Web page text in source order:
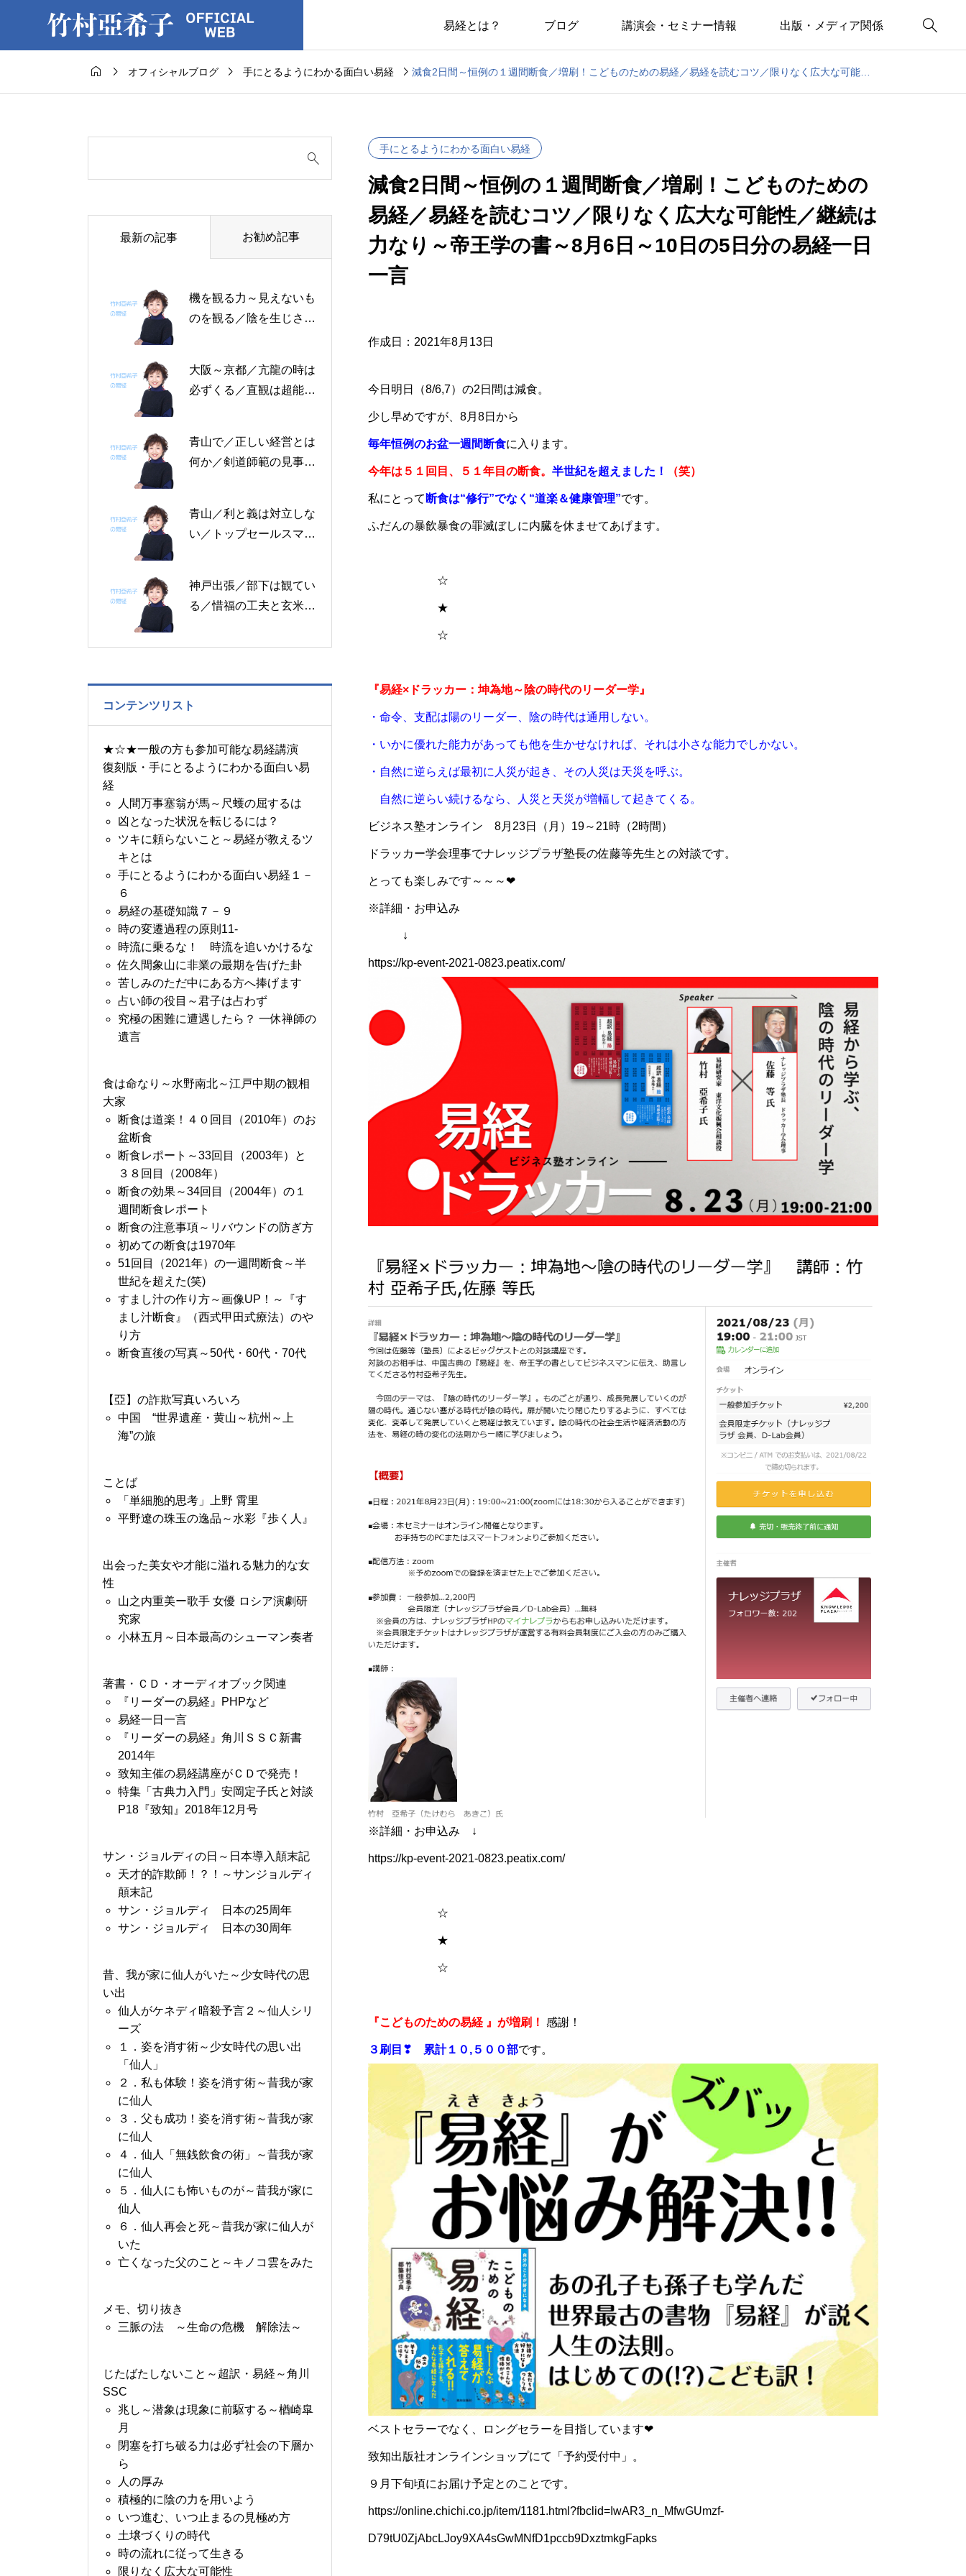
易経とは？ ブログ 講演会・セミナー情報 出版・メディア関係 
  オフィシャルブログ  手にとるようにわかる面白い易経  減食2日間～恒例の１週間断食／増刷！こどものための易経／易経を読むコツ／限りなく広大な可能性／継続は力なり～帝王学の書～8月6日～10日の5日分の易経一日一言
手にとるようにわかる面白い易経
減食2日間～恒例の１週間断食／増刷！こどものための
易経／易経を読むコツ／限りなく広大な可能性／継続は
力なり～帝王学の書～8月6日～10日の5日分の易経一日
一言
作成日：2021年8月13日
​​今日明日（8/6,7）の2日間は減食。
少し早めですが、8月8日から
毎年恒例のお盆一週間断食に入ります。
今年は５１回目、５１年目の断食。 半世紀を超えました！ ​（笑）​
私にとって 断食は“修行”でなく“道楽＆健康管理”です。
ふだんの暴飲暴食の罪滅ぼしに内臓を休ませてあげます。
☆
★
☆
『易経×ドラッカー：坤為地～陰の時代のリーダー学』
・命令、支配は陽のリーダー、陰の時代は通用しない。
・いかに優れた能力があっても他を生かせなければ、それは小さな能力でしかない。​
・自然に逆らえば最初に人災が起き、その人災は天災を呼ぶ。
自然に逆らい続けるなら、人災と天災が増幅して起きてくる。
ビジネス塾オンライン 8月23日（月）19～21時（2時間）
ドラッカー学会理事でナレッジプラザ塾長の佐藤等先生との対談です。
とっても楽しみです～～～❤
※詳細・お申込み
↓
https://kp-event-2021-0823.peatix.com/
※詳細・お申込み ↓
https://kp-event-2021-0823.peatix.com/
☆
★
☆
『こどものための易経 』が増刷！ 感謝！
３刷目❣ 累計１０,５００部です。
ベストセラーでなく、ロングセラーを目指しています❤
致知出版社オンラインショップにて「予約受付中」。
９月下旬頃にお届け予定とのことです。
https://online.chichi.co.jp/item/1181.html?fbclid=IwAR3_n_MfwGUmzf-
D79tU0ZjAbcLJoy9XA4sGwMNfD1pccb9DxztmkgFapks
最新の記事 お勧め記事
機を観る力～見えないも
のを観る／陰を生じさせ
月4日～2月8日の5日分
の易経一日一言
大阪～京都／亢龍の時は
必ずくる／直観は超能力
月3日の5日分の易経一日
一言
青山で／正しい経営とは
何か／剣道師範の見事な
日の5日分の易経一日一
言
青山／利と義は対立しな
い／トップセールスマン
の書～1月19日～24日の
6日分の易経一日一言
神戸出張／部下は観てい
る／惜福の工夫と玄米食
の書～1月14日～18日の
コンテンツリスト
★☆★一般の方も参加可能な易経講演
復刻版・手にとるようにわかる面白い易
経
人間万事塞翁が馬～尺蠖の屈するは
凶となった状況を転じるには？
ツキに頼らないこと～易経が教えるツ
キとは
手にとるようにわかる面白い易経１－
６
易経の基礎知識７－９
時の変遷過程の原則11-
時流に乗るな！ 時流を追いかけるな
佐久間象山に非業の最期を告げた卦
苦しみのただ中にある方へ捧げます
占い師の役目～君子は占わず
究極の困難に遭遇したら？ 一休禅師の
遺言
食は命なり～水野南北～江戸中期の観相
大家
断食は道楽！４０回目（2010年）のお
盆断食
断食レポート～33回目（2003年）と
３８回目（2008年）
断食の効果～34回目（2004年）の１
週間断食レポート
断食の注意事項～リバウンドの防ぎ方
初めての断食は1970年
51回目（2021年）の一週間断食～半
世紀を超えた(笑)
すまし汁の作り方～画像UP！～『す
まし汁断食』（西式甲田式療法）のや
り方
断食直後の写真～50代・60代・70代
【亞】の詐欺写真いろいろ
中国 “世界遺産・黄山～杭州～上
海”の旅
ことば
「単細胞的思考」上野 霄里
平野遼の珠玉の逸品～水彩『歩く人』
出会った美女や才能に溢れる魅力的な女
性
山之内重美ー歌手 女優 ロシア演劇研
究家
小林五月～日本最高のシューマン奏者
著書・ＣＤ・オーディオブック関連
『リーダーの易経』PHPなど
易経一日一言
『リーダーの易経』角川ＳＳＣ新書
2014年
致知主催の易経講座がＣＤで発売！
特集「古典力入門」安岡定子氏と対談
P18『致知』2018年12月号
サン・ジョルディの日～日本導入顛末記
天才的詐欺師！？！～サンジョルディ
顛末記
サン・ジョルディ 日本の25周年
サン・ジョルディ 日本の30周年
昔、我が家に仙人がいた～少女時代の思
い出
仙人がケネディ暗殺予言２～仙人シリ
ーズ
１．姿を消す術～少女時代の思い出
「仙人」
２．私も体験！姿を消す術～昔我が家
に仙人
３．父も成功！姿を消す術～昔我が家
に仙人
４．仙人「無銭飲食の術」～昔我が家
に仙人
５．仙人にも怖いものが～昔我が家に
仙人
６．仙人再会と死～昔我が家に仙人が
いた
亡くなった父のこと～キノコ雲をみた
メモ、切り抜き
三脈の法 ～生命の危機 解除法～
じたばたしないこと～超訳・易経～角川
SSC
兆し～潜象は現象に前駆する～楢崎皐
月
閉塞を打ち破る力は必ず社会の下層か
ら
人の厚み
積極的に陰の力を用いよう
いつ進む、いつ止まるの見極め方
土壌づくりの時代
時の流れに従って生きる
限りなく広大な可能性